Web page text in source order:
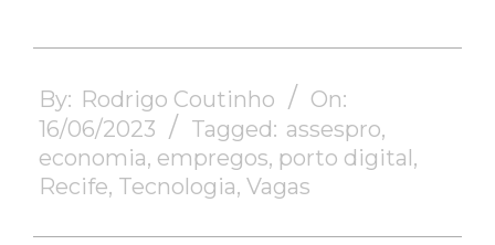
06-
16
By: Rodrigo Coutinho
On:
16/06/2023
Tagged: assespro,
economia, empregos, porto digital,
Recife, Tecnologia, Vagas